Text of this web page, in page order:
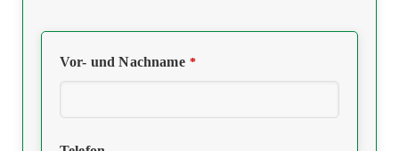
Vor- und Nachname *